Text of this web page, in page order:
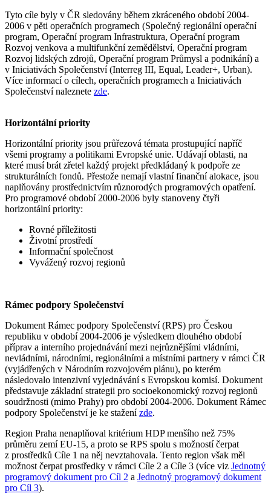
Tyto cíle byly v ČR sledovány během zkráceného období 2004-
2006 v pěti operačních programech (Společný regionální operační
program, Operační program Infrastruktura, Operační program
Rozvoj venkova a multifunkční zemědělství, Operační program
Rozvoj lidských zdrojů, Operační program Průmysl a podnikání) a
v Iniciativách Společenství (Interreg III, Equal, Leader+, Urban).
Více informací o cílech, operačních programech a Iniciativách
Společenství naleznete zde.
Horizontální priority
Horizontální priority jsou průřezová témata prostupující napříč
všemi programy a politikami Evropské unie. Udávají oblasti, na
které musí brát zřetel každý projekt předkládaný k podpoře ze
strukturálních fondů. Přestože nemají vlastní finanční alokace, jsou
naplňovány prostřednictvím různorodých programových opatření.
Pro programové období 2000-2006 byly stanoveny čtyři
horizontální priority:
Rovné příležitosti
Životní prostředí
Informační společnost
Vyvážený rozvoj regionů
Rámec podpory Společenství
Dokument Rámec podpory Společenství (RPS) pro Českou
republiku v období 2004-2006 je výsledkem dlouhého období
příprav a interního projednávání mezi nejrůznějšími vládními,
nevládními, národními, regionálními a místními partnery v rámci ČR
(vyjádřených v Národním rozvojovém plánu), po kterém
následovalo intenzivní vyjednávání s Evropskou komisí. Dokument
představuje základní strategii pro socioekonomický rozvoj regionů
soudržnosti (mimo Prahy) pro období 2004-2006. Dokument Rámec
podpory Společenství je ke staženízde.
Region Praha nenaplňoval kritérium HDP menšího než 75%
průměru zemí EU-15, a proto se RPS spolu s možností čerpat
z prostředků Cíle 1 na něj nevztahovala. Tento region však měl
možnost čerpat prostředky v rámci Cíle 2 a Cíle 3 (více viz Jednotný
programový dokument pro Cíl 2 a Jednotný programový dokument
pro Cíl 3).